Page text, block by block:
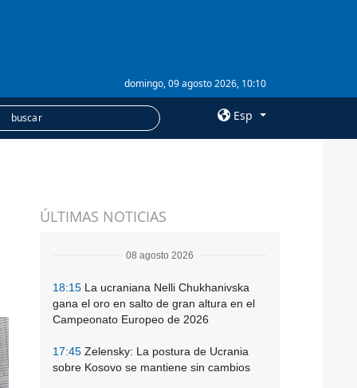
domingo, 09 agosto 2026, 10:10
Esp
Suscripción
ÚLTIMAS NOTICIAS
08 agosto 2026
18:15 La ucraniana Nelli Chukhanivska
gana el oro en salto de gran altura en el
Campeonato Europeo de 2026
17:45 Zelensky: La postura de Ucrania
sobre Kosovo se mantiene sin cambios